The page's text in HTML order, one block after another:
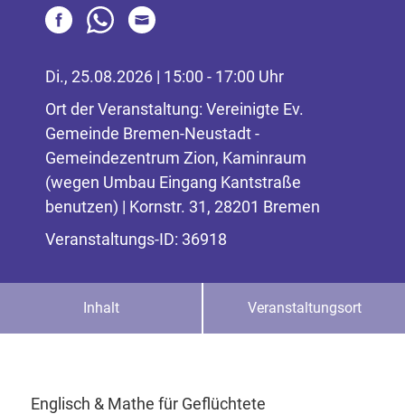
Di., 25.08.2026 | 15:00 - 17:00 Uhr
Ort der Veranstaltung: Vereinigte Ev.
Gemeinde Bremen-Neustadt -
Gemeindezentrum Zion, Kaminraum
(wegen Umbau Eingang Kantstraße
benutzen) | Kornstr. 31, 28201 Bremen
Veranstaltungs-ID: 36918
Inhalt Veranstaltungsort
Englisch & Mathe für Geflüchtete